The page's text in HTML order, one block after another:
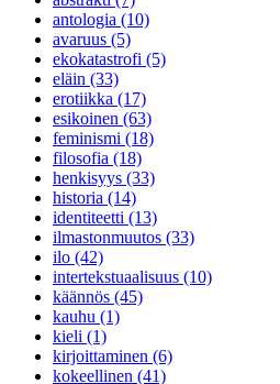
antologia (10)
avaruus (5)
ekokatastrofi (5)
eläin (33)
erotiikka (17)
esikoinen (63)
feminismi (18)
filosofia (18)
henkisyys (33)
historia (14)
identiteetti (13)
ilmastonmuutos (33)
ilo (42)
intertekstuaalisuus (10)
käännös (45)
kauhu (1)
kieli (1)
kirjoittaminen (6)
kokeellinen (41)